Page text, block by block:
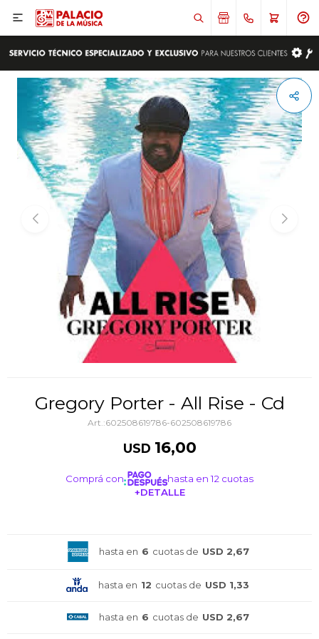

Gregory Porter - All Rise - Cd
602508619786-602508619786
USD 16,00
Comprá con
hasta en 12 cuotas
+DETALLE
hasta en 6 cuotas de USD 2,67
hasta en 12 cuotas de USD 1,33
hasta en 6 cuotas de USD 2,67
ENVIAR